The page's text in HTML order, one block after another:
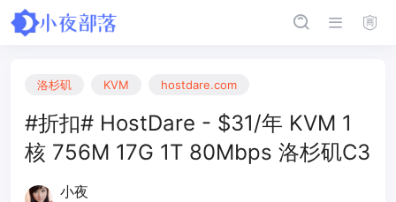
洛杉矶 KVM hostdare.com
#折扣# HostDare - $31/年 KVM 1
核 756M 17G 1T 80Mbps 洛杉矶C3
小夜